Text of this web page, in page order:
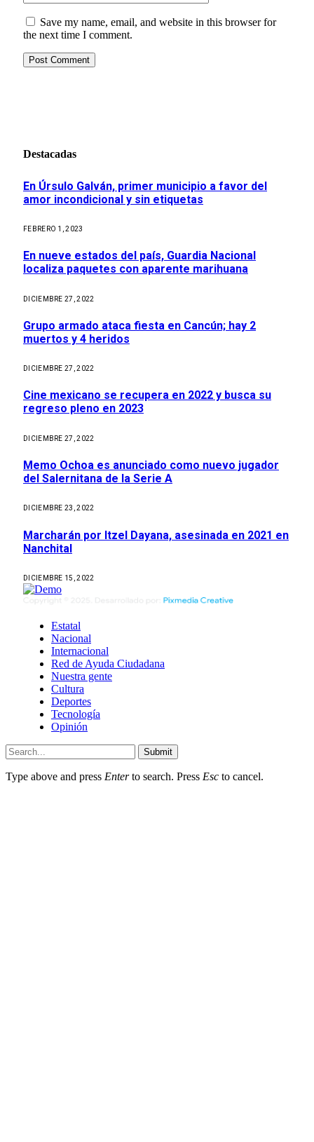
Save my name, email, and website in this browser for
the next time I comment.
Destacadas
En Úrsulo Galván, primer municipio a favor del
amor incondicional y sin etiquetas
FEBRERO 1, 2023
En nueve estados del país, Guardia Nacional
localiza paquetes con aparente marihuana
DICIEMBRE 27, 2022
Grupo armado ataca fiesta en Cancún; hay 2
muertos y 4 heridos
DICIEMBRE 27, 2022
Cine mexicano se recupera en 2022 y busca su
regreso pleno en 2023
DICIEMBRE 27, 2022
Memo Ochoa es anunciado como nuevo jugador
del Salernitana de la Serie A
DICIEMBRE 23, 2022
Marcharán por Itzel Dayana, asesinada en 2021 en
Nanchital
DICIEMBRE 15, 2022
Estatal
Nacional
Internacional
Red de Ayuda Ciudadana
Nuestra gente
Cultura
Deportes
Tecnología
Opinión
Submit
Type above and press Enterto search. Press Esc to cancel.